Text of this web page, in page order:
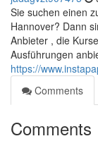
Sie suchen einen
Hannover? Dann
Anbieter , die
Ausführungen
https://
Comments
Comments